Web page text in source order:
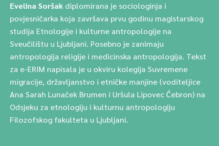
EvelinaSoršak diplomirana je sociologinja i
povjesničarka koja završava prvu godinu magistarskog
studija Etnologije i kulturne antropologije na
Sveučilištu u Ljubljani. Posebno je zanimaju
antropologija religije i medicinska antropologija. Tekst
za e-ERIM napisala je u okviru kolegija Suvremene
migracije, državljanstvo i etničke manjine (voditeljice
Ana Sarah Lunaček Brumen i Uršula Lipovec Čebron) na
Odsjeku za etnologiju i kulturnu antropologiju
Filozofskog fakulteta u Ljubljani.